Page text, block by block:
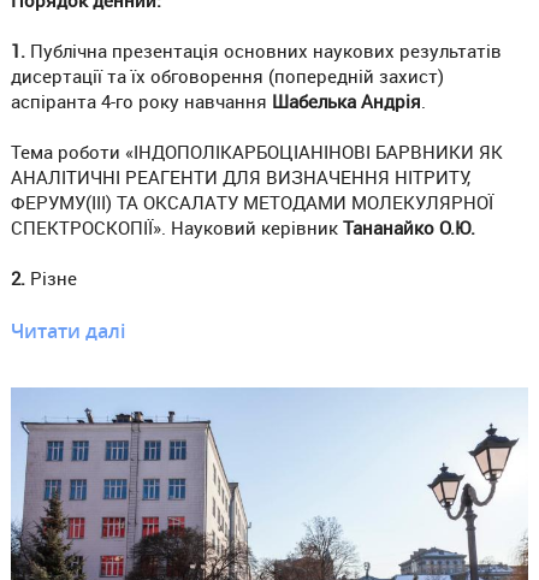
1.Публічна презентація основних наукових результатів
дисертації та їх обговорення (попередній захист)
аспіранта 4-го року навчання Шабелька Андрія.
Тема роботи «ІНДОПОЛІКАРБОЦІАНІНОВІ БАРВНИКИ ЯК
АНАЛІТИЧНІ РЕАГЕНТИ ДЛЯ ВИЗНАЧЕННЯ НІТРИТУ,
ФЕРУМУ(III) ТА ОКСАЛАТУ МЕТОДАМИ МОЛЕКУЛЯРНОЇ
СПЕКТРОСКОПІЇ». Науковий керівник Тананайко О.Ю.
2.Різне
Читати далі